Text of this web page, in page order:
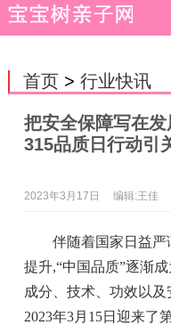
首页> 行业快讯
把安全保障写在
315品质日行动引
2023年3月17日 编辑:王佳
伴随着国家日益
提升,“中国品质”逐渐
成分、技术、功效以及
2023年3月15日迎来了